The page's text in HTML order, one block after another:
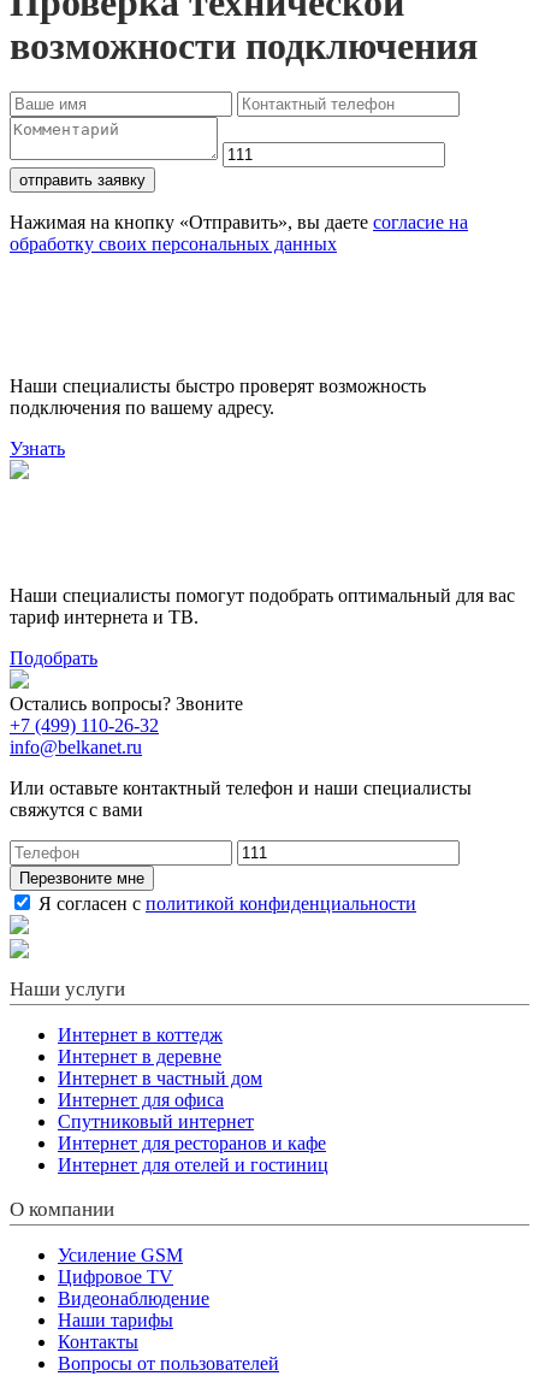
возможности подключения
отправить заявку
Нажимая на кнопку «Отправить», вы даете согласие на
обработку своих персональных данных
Наши специалисты быстро проверят возможность
подключения по вашему адресу.
Узнать
Наши специалисты помогут подобрать оптимальный для вас
тариф интернета и ТВ.
Подобрать
Остались вопросы? Звоните
+7 (499) 110-26-32
info@belkanet.ru
Или оставьте контактный телефон и наши специалисты
свяжутся с вами
Перезвоните мне
Я согласен с политикой конфиденциальности
Наши услуги
Интернет в коттедж
Интернет в деревне
Интернет в частный дом
Интернет для офиса
Спутниковый интернет
Интернет для ресторанов и кафе
Интернет для отелей и гостиниц
О компании
Усиление GSM
Цифровое TV
Видеонаблюдение
Наши тарифы
Контакты
Вопросы от пользователей